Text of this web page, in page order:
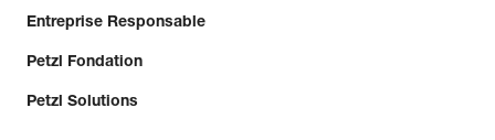
Entreprise Responsable
Petzl Fondation
Petzl Solutions